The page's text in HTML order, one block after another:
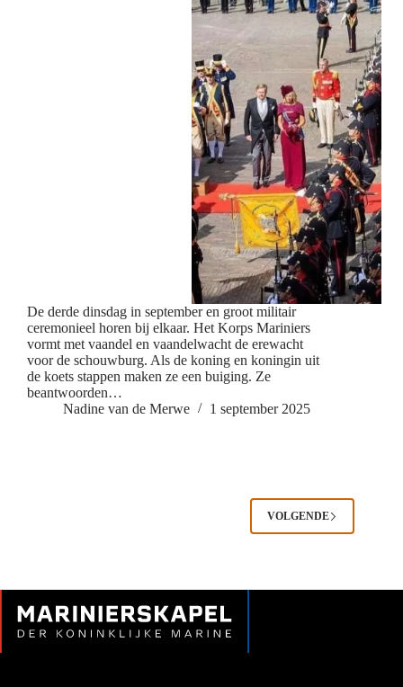
De derde dinsdag in september en groot militair
ceremonieel horen bij elkaar. Het Korps Mariniers
vormt met vaandel en vaandelwacht de erewacht
voor de schouwburg. Als de koning en koningin uit
de koets stappen maken ze een buiging. Ze
beantwoorden…
Nadine van de Merwe
1 september 2025
VOLGENDE